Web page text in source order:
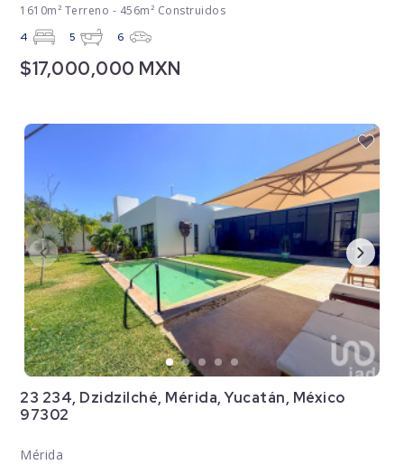
1610m² Terreno - 456m² Construidos
4 5 6
$17,000,000 MXN
23 234, Dzidzilché, Mérida, Yucatán, México
97302
Mérida